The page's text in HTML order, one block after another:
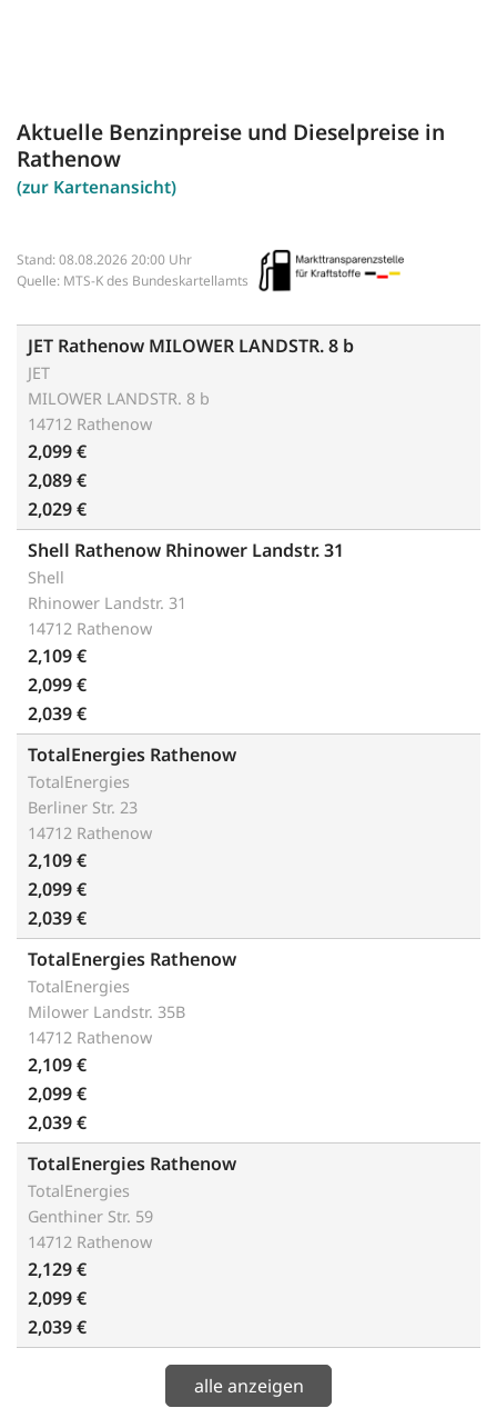
Aktuelle Benzinpreise und Dieselpreise in
Rathenow
(zur Kartenansicht)
Stand: 08.08.2026 20:00 Uhr
Quelle: MTS-K des Bundeskartellamts
JET Rathenow MILOWER LANDSTR. 8 b
JET
MILOWER LANDSTR. 8 b
14712 Rathenow
2,099 €
2,089 €
2,029 €
Shell Rathenow Rhinower Landstr. 31
Shell
Rhinower Landstr. 31
14712 Rathenow
2,109 €
2,099 €
2,039 €
TotalEnergies Rathenow
TotalEnergies
Berliner Str. 23
14712 Rathenow
2,109 €
2,099 €
2,039 €
TotalEnergies Rathenow
TotalEnergies
Milower Landstr. 35B
14712 Rathenow
2,109 €
2,099 €
2,039 €
TotalEnergies Rathenow
TotalEnergies
Genthiner Str. 59
14712 Rathenow
2,129 €
2,099 €
2,039 €
alle anzeigen